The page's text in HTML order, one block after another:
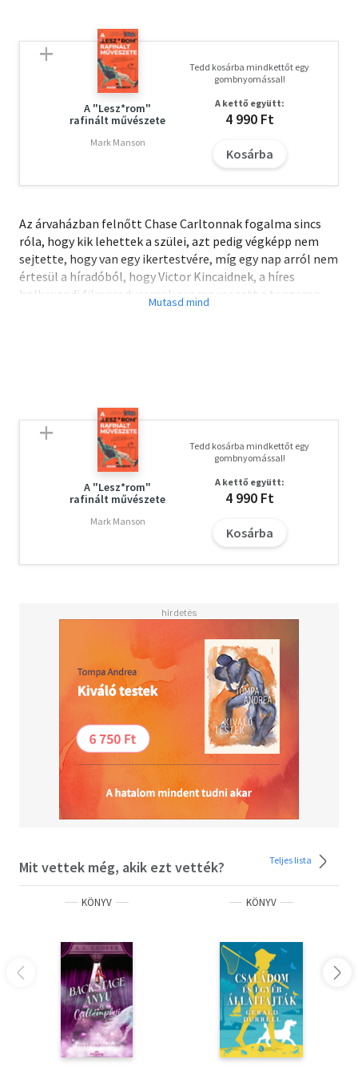
A "Lesz*rom"
rafinált művészete
Mark Manson
Tedd kosárba mindkettőt egy
gombnyomással!
A kettő együtt:
4 990 Ft
Kosárba
Az árvaházban felnőtt Chase Carltonnak fogalma sincs
róla, hogy kik lehettek a szülei, azt pedig végképp nem
sejtette, hogy van egy ikertestvére, míg egy nap arról nem
értesül a híradóból, hogy Victor Kincaidnek, a híres
hollywoodi filmproducernek nyoma veszett a tengeren.
Chase döbbenten mered a képernyőre, ahonnan saját
felesége, ördögi tervet eszel ki...
A "Lesz*rom"
rafinált művészete
Mark Manson
Tedd kosárba mindkettőt egy
gombnyomással!
A kettő együtt:
4 990 Ft
Kosárba
Mit vettek még, akik ezt vették? Teljes lista
KÖNYV KÖNYV